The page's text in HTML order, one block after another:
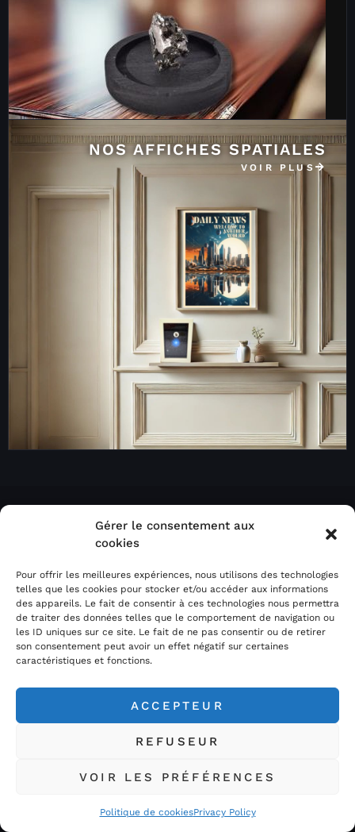
Gérer le consentement aux
cookies
Pour offrir les meilleures expériences, nous utilisons des technologies
telles que les cookies pour stocker et/ou accéder aux informations
des appareils. Le fait de consentir à ces technologies nous permettra
de traiter des données telles que le comportement de navigation ou
les ID uniques sur ce site. Le fait de ne pas consentir ou de retirer
son consentement peut avoir un effet négatif sur certaines
caractéristiques et fonctions.
ACCEPTEUR
REFUSEUR
VOIR LES PRÉFÉRENCES
Politique de cookiesPrivacy Policy
NOS AFFICHES SPATIALES
VOIR PLUS
Acheter Météorites.com / Space Rocks est votre
spécialiste de l’astrophotographie et des météorites sous
toutes leurs formes…
CATEGORIES